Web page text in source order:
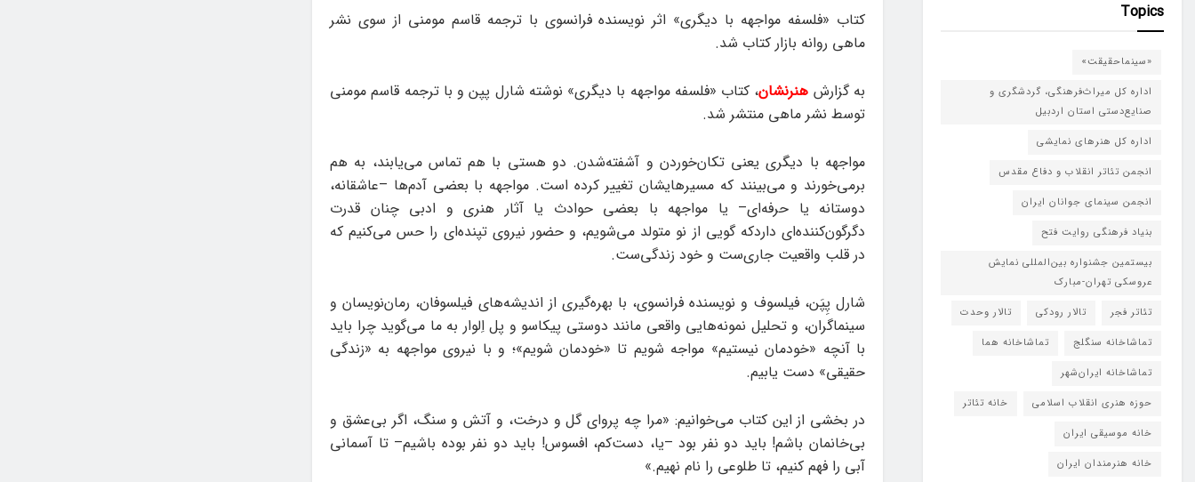
کتاب «فلسفه مواجهه با دیگری» اثر نویسنده فرانسوی با ترجمه قاسم مومنی از سوی نشر
ماهی روانه بازار کتاب شد.
به گزارش هنرنشان، کتاب «فلسفه مواجهه با دیگری» نوشته شارل پپن و با ترجمه قاسم مومنی
توسط نشر ماهی منتشر شد.
مواجهه با دیگری یعنی تکان‌خوردن و آشفته‌شدن. دو هستی با هم تماس می‌یابند، به هم
برمی‌خورند و می‌بینند که مسیرهایشان تغییر کرده است. مواجهه با بعضی آدم‌ها –عاشقانه،
دوستانه یا حرفه‌ای– یا مواجهه با بعضی حوادث یا آثار هنری و ادبی چنان قدرت
دگرگون‌کننده‌ای داردکه گویی از نو متولد می‌شویم، و حضور نیروی تپنده‌ای را حس می‌کنیم که
در قلب واقعیت جاری‌ست و خود زندگی‌ست.
شارل پِپَن، فیلسوف و نویسنده فرانسوی، با بهره‌گیری از اندیشه‌های فیلسوفان، رمان‌نویسان و
سینماگران، و تحلیل نمونه‌هایی واقعی مانند دوستی پیکاسو و پل اِلوار به ما می‌گوید چرا باید
با آنچه «خودمان نیستیم» مواجه شویم تا «خودمان شویم»؛ و با نیروی مواجهه به «زندگی
حقیقی» دست یابیم.
در بخشی از این کتاب می‌خوانیم: «مرا چه پروای گل و درخت، و آتش و سنگ، اگر بی‌عشق و
بی‌خانمان باشم! باید دو نفر بود –یا، دست‌کم، افسوس! باید دو نفر بوده باشیم– تا آسمانی
آبی را فهم کنیم، تا طلوعی را نام نهیم.»
Topics
«سینماحقیقت»
اداره کل میراث‌فرهنگی، گردشگری و
صنایع‌دستی استان اردبیل
اداره کل هنرهای نمایشی
انجمن تئاتر انقلاب و دفاع مقدس
انجمن سینمای جوانان ایران
بنیاد فرهنگی روایت فتح
بیستمین جشنواره بین‌المللی نمایش
عروسکی تهران-مبارک
تئاتر فجر
تالار رودکی
تالار وحدت
تماشاخانه سنگلج
تماشاخانه هما
تماشاخانه‌ ایران‌شهر
حوزه هنری انقلاب اسلامی
خانه تئاتر
خانه موسیقی ایران
خانه هنرمندان ایران